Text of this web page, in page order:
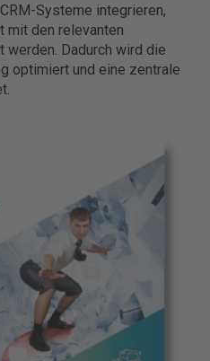
Systeme integrieren,
mit den relevanten
Dadurch wird die
optimiert und eine zentrale